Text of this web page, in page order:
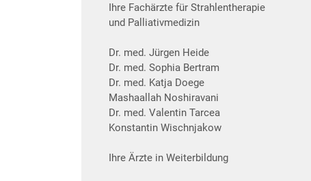
Ihre Fachärzte für Strahlentherapie
und Palliativmedizin
Dr. med. Jürgen Heide
Dr. med. Sophia Bertram
Dr. med. Katja Doege
Mashaallah Noshiravani
Dr. med. Valentin Tarcea
Konstantin Wischnjakow
Ihre Ärzte in Weiterbildung